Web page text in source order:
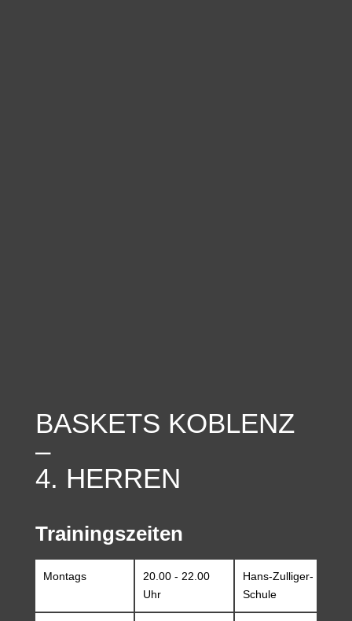
BASKETS KOBLENZ
–
4. HERREN
Trainingszeiten
Montags
20.00 - 22.00
Uhr
Hans-Zulliger-
Schule